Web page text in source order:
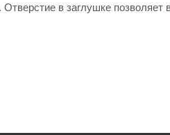
в заглушке позволяет